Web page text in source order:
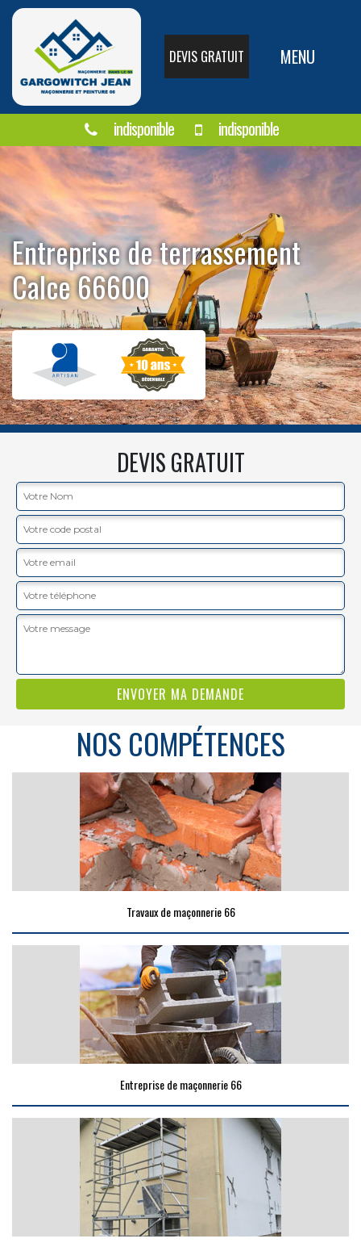
DEVIS GRATUIT MENU
indisponible indisponible
Entreprise de terrassement
Calce 66600
DEVIS GRATUIT
NOS COMPÉTENCES
Travaux de maçonnerie 66
Entreprise de maçonnerie 66